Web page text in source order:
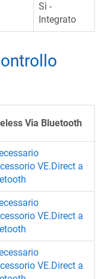
Sì -
Integrato
Via Bluetooth
VE.Direct a
VE.Direct a
VE.Direct a